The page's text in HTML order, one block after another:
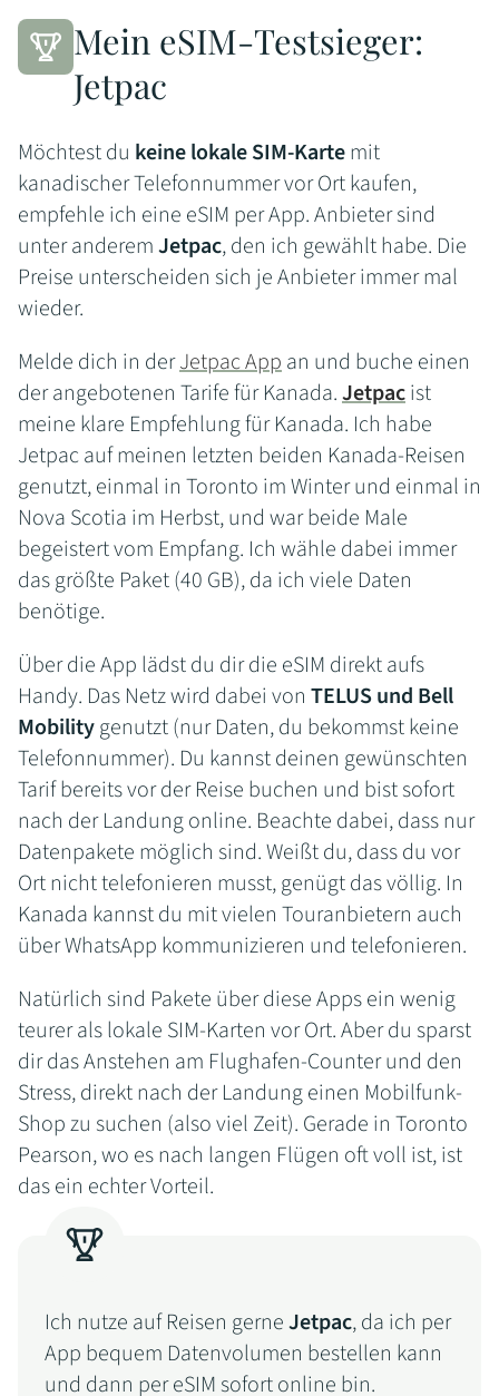
Mein eSIM-Testsieger:
Jetpac
Möchtest du keine lokale SIM-Kartemit
kanadischer Telefonnummer vor Ort kaufen,
empfehle ich eine eSIM per App. Anbieter sind
unter anderemJetpac, den ich gewählt habe. Die
Preise unterscheiden sich je Anbieter immer mal
wieder.
Melde dich in derJetpac Appan und buche einen
der angebotenen Tarife für Kanada.Jetpacist
meine klare Empfehlung für Kanada. Ich habe
Jetpac auf meinen letzten beiden Kanada-Reisen
genutzt, einmal in Toronto im Winter und einmal in
Nova Scotia im Herbst, und war beide Male
begeistert vom Empfang. Ich wähle dabei immer
das größte Paket (40 GB), da ich viele Daten
benötige.
Über die App lädst du dir die eSIM direkt aufs
Handy. Das Netz wird dabei von TELUS und Bell
Mobilitygenutzt (nur Daten, du bekommst keine
Telefonnummer). Du kannst deinen gewünschten
Tarif bereits vor der Reise buchen und bist sofort
nach der Landung online. Beachte dabei, dass nur
Datenpakete möglich sind. Weißt du, dass du vor
Ort nicht telefonieren musst, genügt das völlig. In
Kanada kannst du mit vielen Touranbietern auch
über WhatsApp kommunizieren und telefonieren.
Natürlich sind Pakete über diese Apps ein wenig
teurer als lokale SIM-Karten vor Ort. Aber du sparst
dir das Anstehen am Flughafen-Counter und den
Stress, direkt nach der Landung einen Mobilfunk-
Shop zu suchen (also viel Zeit). Gerade in Toronto
Pearson, wo es nach langen Flügen oft voll ist, ist
das ein echter Vorteil.
Ich nutze auf Reisen gerneJetpac, da ich per
App bequem Datenvolumen bestellen kann
und dann per eSIM sofort online bin.